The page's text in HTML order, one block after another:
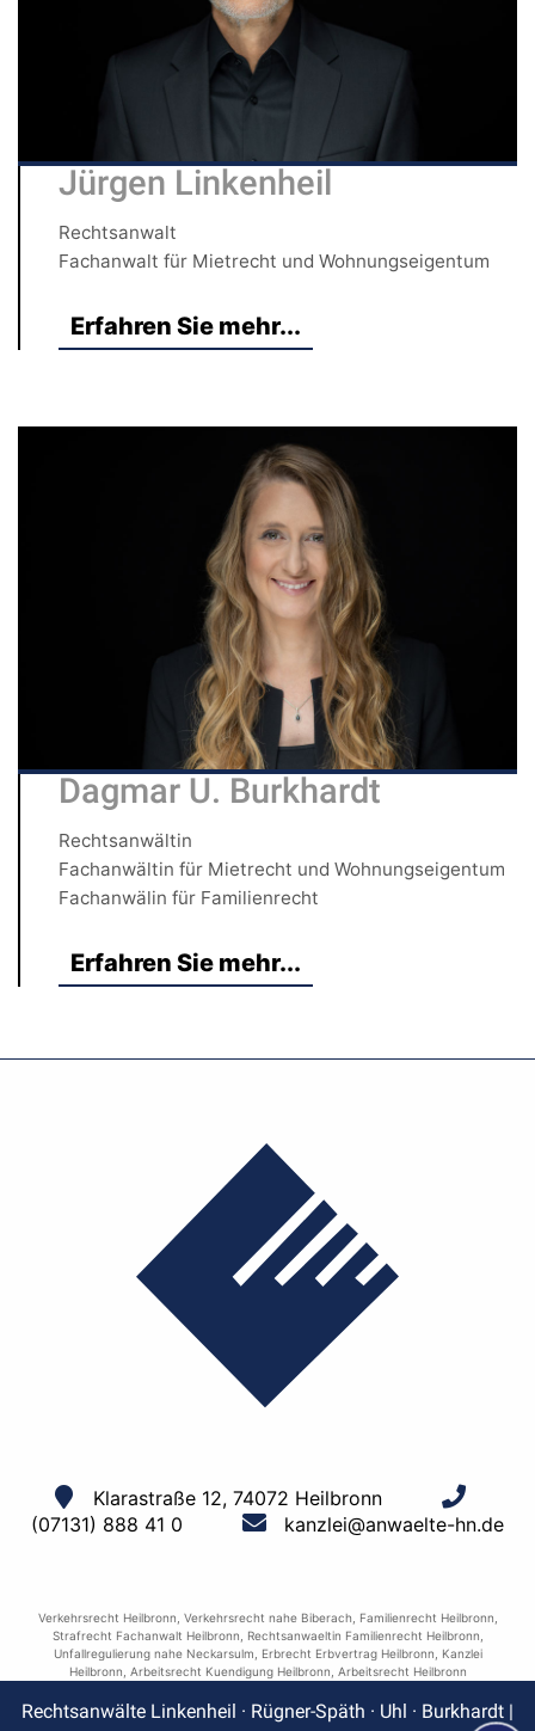
Jürgen Linkenheil
Rechtsanwalt
Fachanwalt für Mietrecht und Wohnungseigentum
Erfahren Sie mehr...
Dagmar U. Burkhardt
Rechtsanwältin
Fachanwältin für Mietrecht und Wohnungseigentum
Fachanwälin für Familienrecht
Erfahren Sie mehr...
Klarastraße 12, 74072 Heilbronn
(07131) 888 41 0
kanzlei@anwaelte-hn.de
Verkehrsrecht Heilbronn Verkehrsrecht nahe Biberach Familienrecht Heilbronn
Strafrecht Fachanwalt Heilbronn
Rechtsanwaeltin Familienrecht Heilbronn
Unfallregulierung nahe Neckarsulm
Erbrecht Erbvertrag Heilbronn
Kanzlei
Heilbronn Arbeitsrecht Kuendigung Heilbronn Arbeitsrecht Heilbronn
Rechtsanwälte Linkenheil · Rügner-Späth · Uhl · Burkhardt |